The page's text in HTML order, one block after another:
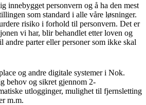
innebygget personvern og å ha den mest
som standard i alle våre løsninger.
risiko i forhold til personvern. Det er
vi har, blir behandlet etter loven og
andre parter eller personer som ikke skal
og andre digitale systemer i Nok.
behov og sikret gjennom 2-
utlogginger, mulighet til fjernsletting
m.m.